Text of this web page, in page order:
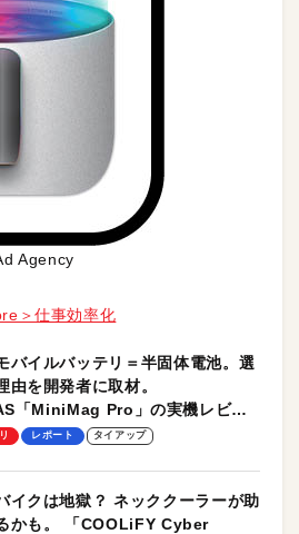
Agency
＞仕事効率化
バイルバッテリ＝半固体電池。選
由を開発者に取材。
「MiniMag Pro」の実機レビュ
レポート タイアップ
イクは地獄？ ネッククーラーが助
かも。 「COOLiFY Cyber